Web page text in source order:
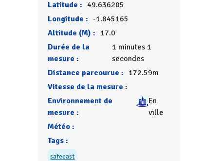
Latitude : 49.636205
Longitude : -1.845165
Altitude (M) : 17.0
Durée de la
mesure :
1 minutes 1
secondes
Distance parcourue : 172.59m
Vitesse de la mesure :
Environnement de
mesure :
En
ville
Météo :
Tags :
safecast